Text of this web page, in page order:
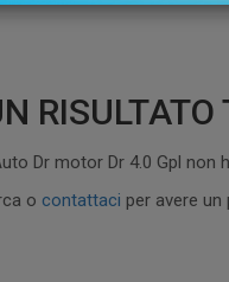
RISULTATO
Dr motor Dr 4.0 Gpl non
o contattaci per avere